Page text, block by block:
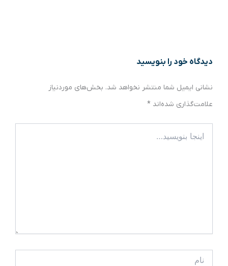
دیدگاه‌ خود را بنویسید
نشانی ایمیل شما منتشر نخواهد شد. بخش‌های موردنیاز
علامت‌گذاری شده‌اند *
بنویسید…